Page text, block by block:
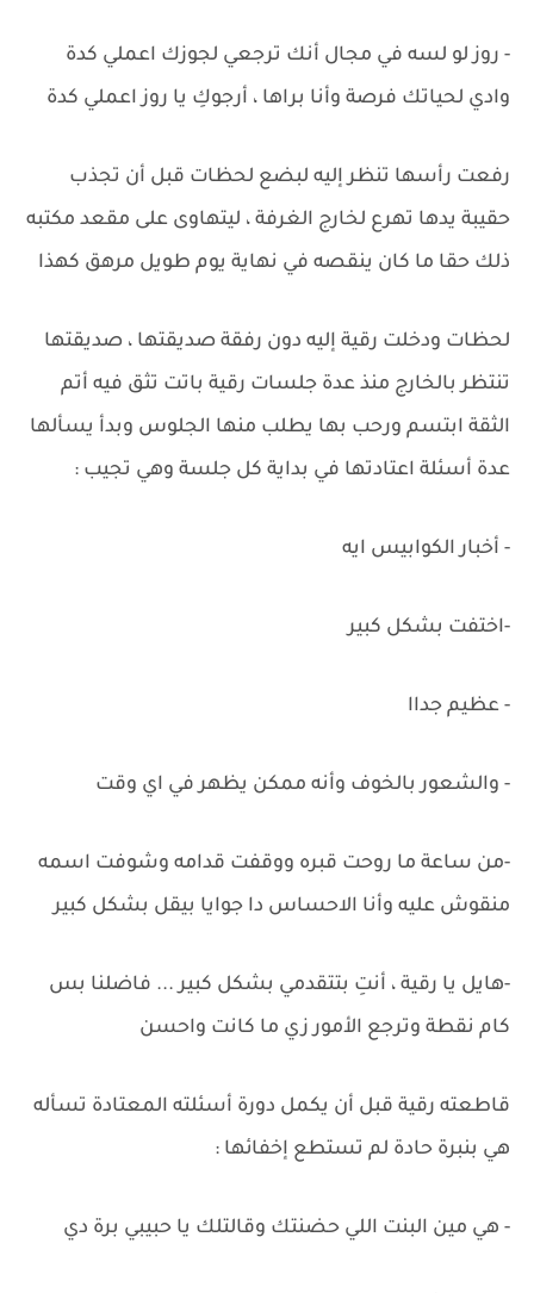
- روز لو لسه في مجال أنك ترجعي لجوزك اعملي كدة
وادي لحياتك فرصة وأنا براها ، أرجوكِ يا روز اعملي كدة
رفعت رأسها تنظر إليه لبضع لحظات قبل أن تجذب
حقيبة يدها تهرع لخارج الغرفة ، ليتهاوى على مقعد مكتبه
ذلك حقا ما كان ينقصه في نهاية يوم طويل مرهق كهذا
لحظات ودخلت رقية إليه دون رفقة صديقتها ، صديقتها
تنتظر بالخارج منذ عدة جلسات رقية باتت تثق فيه أتم
الثقة ابتسم ورحب بها يطلب منها الجلوس وبدأ يسألها
عدة أسئلة اعتادتها في بداية كل جلسة وهي تجيب :
- أخبار الكوابيس ايه
-اختفت بشكل كبير
- عظيم جداا
- والشعور بالخوف وأنه ممكن يظهر في اي وقت
-من ساعة ما روحت قبره ووقفت قدامه وشوفت اسمه
منقوش عليه وأنا الاحساس دا جوايا بيقل بشكل كبير
-هايل يا رقية ، أنتِ بتتقدمي بشكل كبير ... فاضلنا بس
كام نقطة وترجع الأمور زي ما كانت واحسن
قاطعته رقية قبل أن يكمل دورة أسئلته المعتادة تسأله
هي بنبرة حادة لم تستطع إخفائها :
- هي مين البنت اللي حضنتك وقالتلك يا حبيبي برة دي